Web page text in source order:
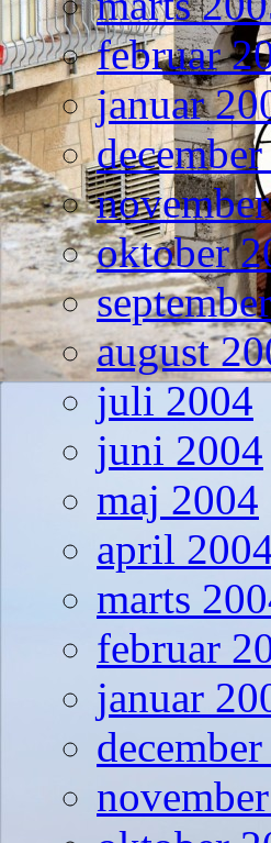
februar
januar
oktober
august
juli 2004
juni 2004
maj 2004
april
marts
februar
januar